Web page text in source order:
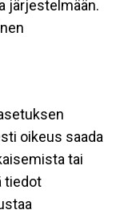
järjestelmään.
oikeus saada
tai
tiedot